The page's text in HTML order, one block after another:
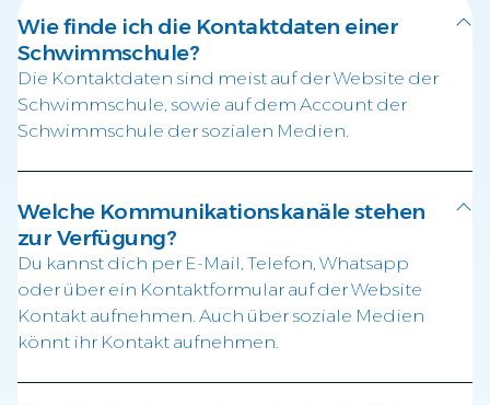
Wie finde ich die Kontaktdaten einer
Schwimmschule?
Die Kontaktdaten sind meist auf der Website der
Schwimmschule, sowie auf dem Account der
Schwimmschule der sozialen Medien.
Welche Kommunikationskanäle stehen
zur Verfügung?
Du kannst dich per E-Mail, Telefon, Whatsapp
oder über ein Kontaktformular auf der Website
Kontakt aufnehmen. Auch über soziale Medien
könnt ihr Kontakt aufnehmen.